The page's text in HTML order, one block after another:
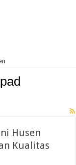
Husen
Kualitas